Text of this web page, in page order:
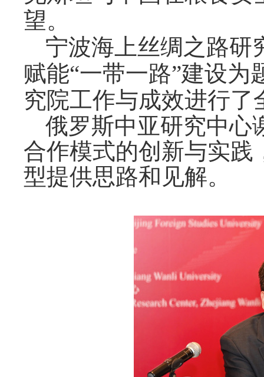
望。
宁波海上丝绸之路研
赋能“一带一路”建设为
究院工作与成效进行了
俄罗斯中亚研究中心
合作模式的创新与实践
型提供思路和见解。